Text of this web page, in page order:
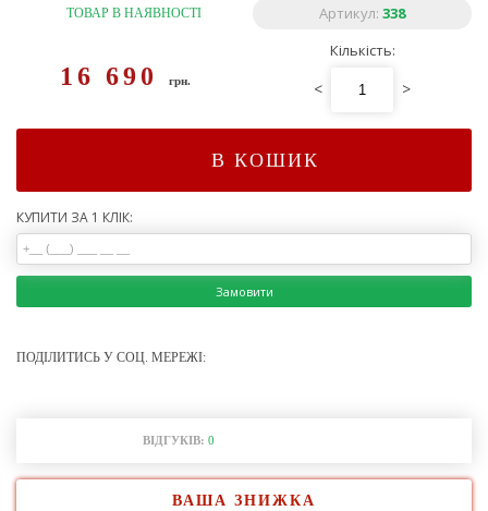
ТОВАР В НАЯВНОСТІ Артикул: 338
16 690грн.
Кількість:
< >
В КОШИК
КУПИТИ ЗА 1 КЛІК:
Замовити
ПОДІЛИТИСЬ У СОЦ. МЕРЕЖІ:
ВІДГУКІВ: 0
ВАША ЗНИЖКА